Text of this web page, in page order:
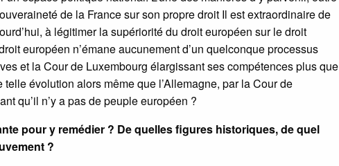
de la France sur son propre droit Il est extraordinaire de
à légitimer la supériorité du droit européen sur le droit
européen n’émane aucunement d’un quelconque processus
et la Cour de Luxembourg élargissant ses compétences plus que
évolution alors même que l’Allemagne, par la Cour de
qu’il n’y a pas de peuple européen ?
pour y remédier ? De quelles figures historiques, de quel
?